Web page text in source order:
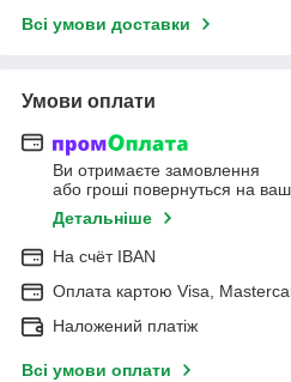
Всі умови доставки
Умови оплати
Ви отримаєте замовлення
або гроші повернуться на
Детальніше
На cчёт IBAN
Оплата картою Visa,
Наложений платіж
Всі умови оплати